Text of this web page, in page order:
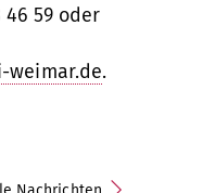
46 59 oder
weimar.de.